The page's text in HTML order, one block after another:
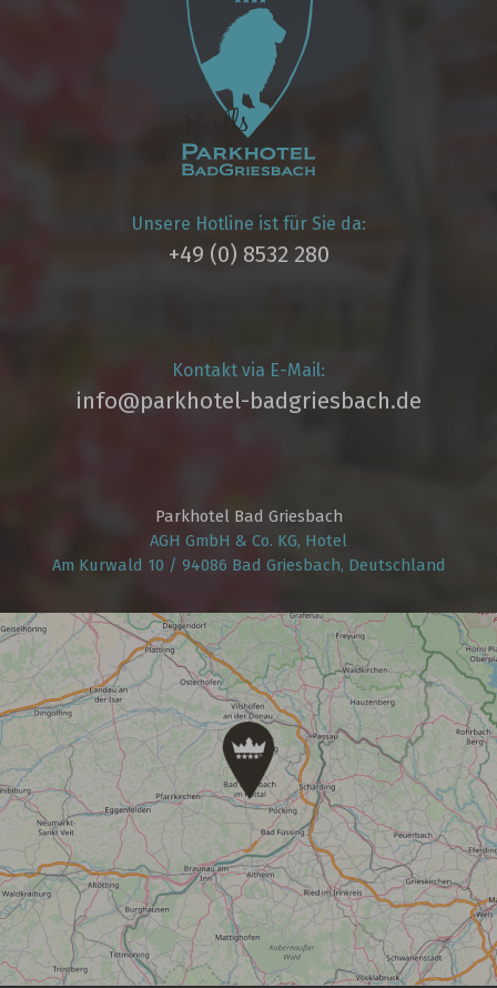
Unsere Hotline ist für Sie da:
+49 (0) 8532 280
Kontakt via E-Mail:
info@parkhotel­-badgriesbach.de
Parkhotel Bad Griesbach
AGH GmbH & Co. KG, Hotel
Am Kurwald 10 / 94086 Bad Griesbach, Deutschland